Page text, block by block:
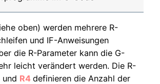
oben) werden mehrere R-
und IF-Anweisungen
die R-Parameter kann die G-
leicht verändert werden. Die R-
und R4 definieren die Anzahl der